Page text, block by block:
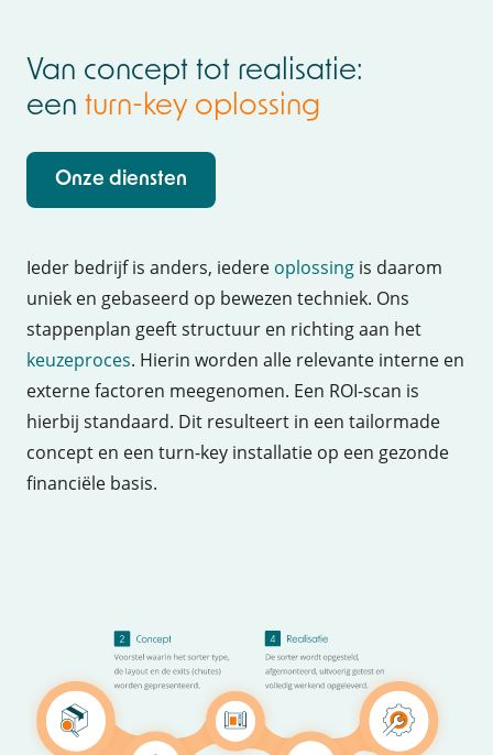
Van concept tot realisatie:
een turn-key oplossing
Onze diensten
Ieder bedrijf is anders, iedere oplossing is daarom
uniek en gebaseerd op bewezen techniek. Ons
stappenplan geeft structuur en richting aan het
keuzeproces. Hierin worden alle relevante interne en
externe factoren meegenomen. Een ROI-scan is
hierbij standaard. Dit resulteert in een tailormade
concept en een turn-key installatie op een gezonde
financiële basis.